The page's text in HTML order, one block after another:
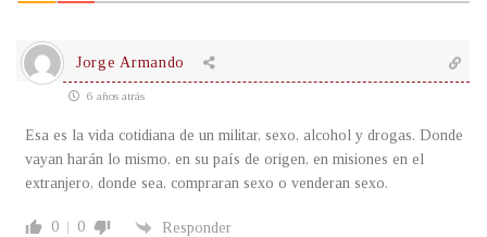
Jorge Armando
6 años atrás
Esa es la vida cotidiana de un militar, sexo, alcohol y drogas. Donde
vayan harán lo mismo, en su país de origen, en misiones en el
extranjero, donde sea, compraran sexo o venderan sexo.
0 0 Responder